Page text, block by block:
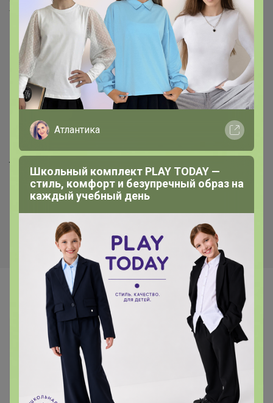
Хиты продаж
29р
Tiny Спрей металлический
серебряного цвета + крышка
11,4р
Карандаш 3 мл
Самые желанные
Атлантика
Школьный комплект PLAY TODAY —
стиль, комфорт и безупречный образ на
каждый учебный день